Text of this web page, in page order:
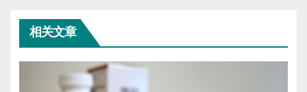
相关文章